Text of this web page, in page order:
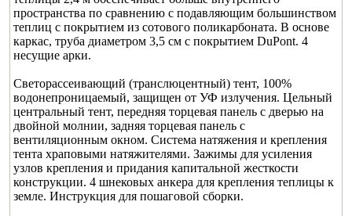
пространства по сравнению с подавляющим большинством
теплиц с покрытием из сотового поликарбоната. В основе
каркас, труба диаметром 3,5 см с покрытием DuPont. 4
несущие арки.
Светорассеивающий (транслюцентный) тент, 100%
водонепроницаемый, защищен от УФ излучения. Цельный
центральный тент, передняя торцевая панель с дверью на
двойной молнии, задняя торцевая панель с
вентиляционным окном. Система натяжения и крепления
тента храповыми натяжителями. Зажимы для усиления
узлов крепления и придания капитальной жесткости
конструкции. 4 шнековых анкера для крепления теплицы к
земле. Инструкция для пошаговой сборки.